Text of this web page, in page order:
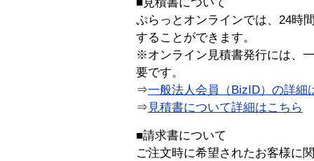
■見積書について
ぷらっとオンラインでは、24時
することができます。
※オンライン見積書発行には、
要です。
⇒一般法人会員（BizID）の詳細
⇒ 見積書について詳細はこちら
■請求書について
ご注文時に希望されたお客様に